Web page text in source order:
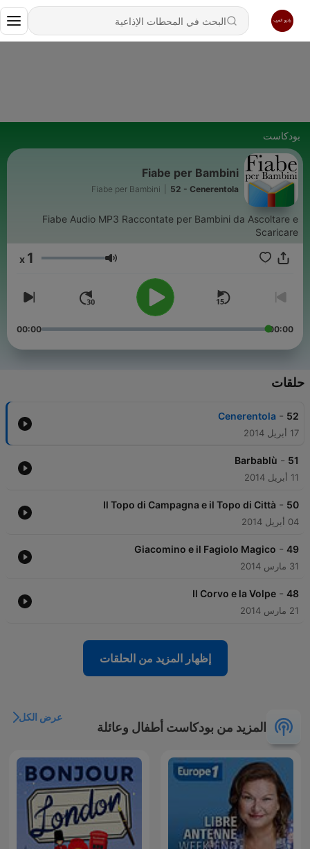
بودكاست
Fiabe per Bambini
Fiabe per Bambini 52 - Cenerentola
Fiabe Audio MP3 Raccontate per Bambini da Ascoltare e
Scaricare
مستوى الصوت 1
00:00
00:00
حلقات
52
-
Cenerentola
17 أبريل 2014
51
-
Barbablù
11 أبريل 2014
50
-
Il Topo di Campagna e il Topo di Città
04 أبريل 2014
49
-
Giacomino e il Fagiolo Magico
31 مارس 2014
48
-
Il Corvo e la Volpe
21 مارس 2014
إظهار المزيد من الحلقات
المزيد من بودكاست أطفال وعائلة
عرض الكل